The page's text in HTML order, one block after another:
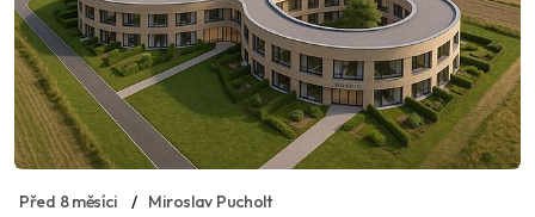
Před 8 měsíci Miroslav Pucholt